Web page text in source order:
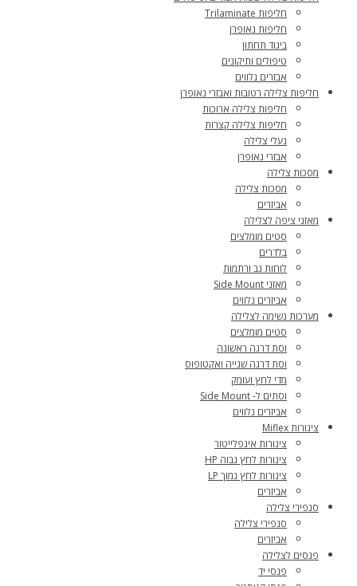
חליפות Trilaminate
חליפות נאופרן
ביגוד תחתון
טיפולים ותיקונים
אבזרים נלווים
חליפות צלילה רטובות ואבזרי נאופרן
חליפות צלילה ארוכות
חליפות צלילה קצרות
נעלי צלילה
אבזרי נאופרן
מסכות צלילה
מסכות צלילה
אביזרים
מאזני ציפה לצלילה
סטים מומלצים
בלדרים
לוחות גב ורתמות
מאזני Side Mount
אביזרים נלווים
מערכות נשימה לצלילה
סטים מומלצים
וסת דרגה ראשונה
וסת דרגה שנייה ואקטופוס
מדי לחץ ועומק
וסתים ל- Side Mount
אביזרים נלווים
צינורות Miflex
צינורות אינפלייטור
צינורות לחץ גבוה HP
צינורות לחץ נמוך LP
אביזרים
סנפירי צלילה
סנפירי צלילה
אביזרים
פנסים לצלילה
פנסי יד